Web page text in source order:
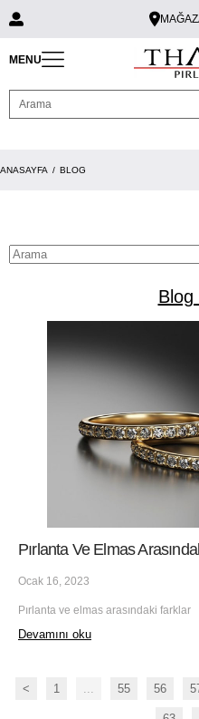
MENU
ANASAYFA BLOG
Blog
Pırlanta Ve Elmas
Ocak 16, 2023
Pırlanta ve elmas arasındaki farklar
Devamını oku
< 1 55 56